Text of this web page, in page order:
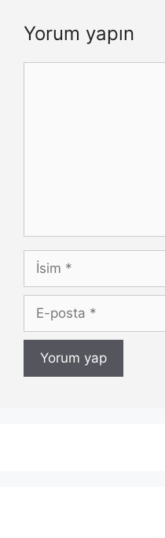
Yorum yapın
İsim
posta